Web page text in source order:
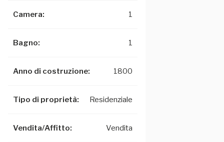
Camera: 1
Bagno: 1
Anno di costruzione: 1800
Tipo di proprietà: Residenziale
Vendita/Affitto: Vendita